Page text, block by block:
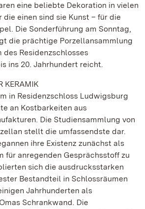
eine beliebte Dekoration in vielen
die einen sind sie Kunst – für die
Die Sonderführung am Sonntag,
die prächtige Porzellansammlung
des Residenzschlosses
ins 20. Jahrhundert reicht.
KERAMIK
in Residenzschloss Ludwigsburg
an Kostbarkeiten aus
Die Studiensammlung von
stellt die umfassendste dar.
ihre Existenz zunächst als
für anregenden Gesprächsstoff zu
sich die ausdrucksstarken
Bestandteil in Schlossräumen
Jahrhunderten als
Schrankwand. Die